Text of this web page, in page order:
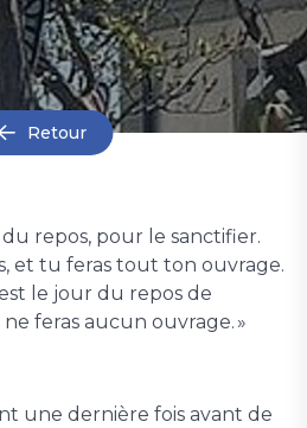
Retour
repos, pour le sanctifier.
et tu feras tout ton ouvrage.
le jour du repos de
feras aucun ouvrage. »
une dernière fois avant de